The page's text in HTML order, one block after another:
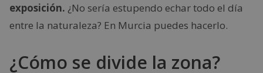
exposición. ¿No sería estupendo echar todo el día
entre la naturaleza? En Murcia puedes hacerlo.
¿Cómo se divide la zona?